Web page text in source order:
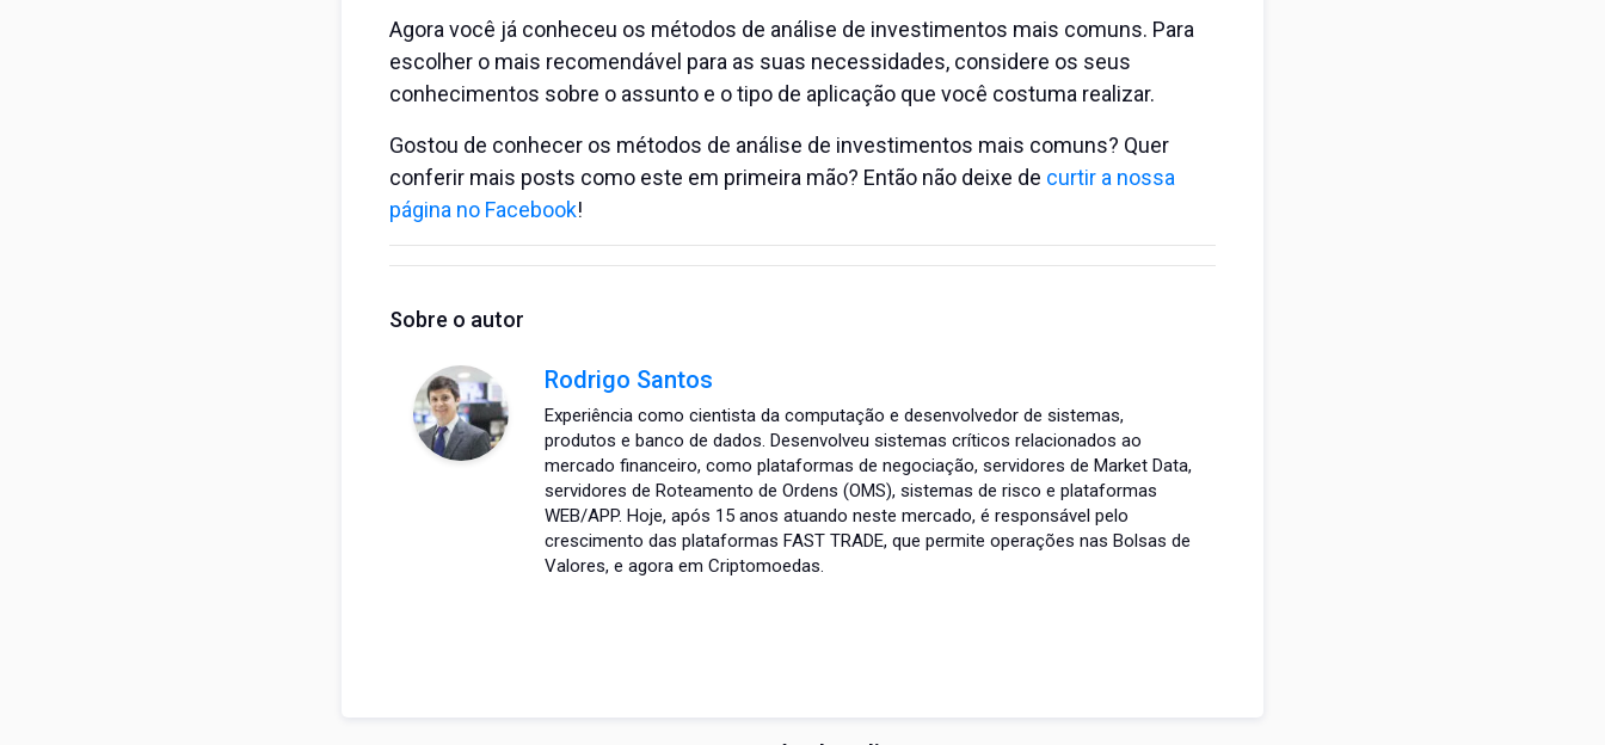
Agora você já conheceu os métodos de análise de investimentos mais comuns. Para
escolher o mais recomendável para as suas necessidades, considere os seus
conhecimentos sobre o assunto e o tipo de aplicação que você costuma realizar.
Gostou de conhecer os métodos de análise de investimentos mais comuns? Quer
conferir mais posts como este em primeira mão? Então não deixe de curtir a nossa
página no Facebook!
Sobre o autor
Rodrigo Santos
Experiência como cientista da computação e desenvolvedor de sistemas,
produtos e banco de dados. Desenvolveu sistemas críticos relacionados ao
mercado financeiro, como plataformas de negociação, servidores de Market Data,
servidores de Roteamento de Ordens (OMS), sistemas de risco e plataformas
WEB/APP. Hoje, após 15 anos atuando neste mercado, é responsável pelo
crescimento das plataformas FAST TRADE, que permite operações nas Bolsas de
Valores, e agora em Criptomoedas.